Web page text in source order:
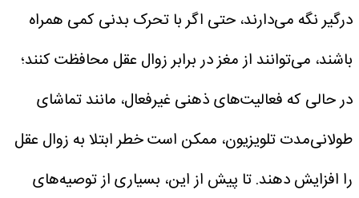
درگیر نگه می‌دارند، حتی اگر با تحرک بدنی کمی همراه
باشند، می‌توانند از مغز در برابر زوال عقل محافظت کنند؛
در حالی که فعالیت‌های ذهنی غیرفعال، مانند تماشای
طولانی‌مدت تلویزیون، ممکن است خطر ابتلا به زوال عقل
را افزایش دهند.تا پیش از این، بسیاری از توصیه‌های